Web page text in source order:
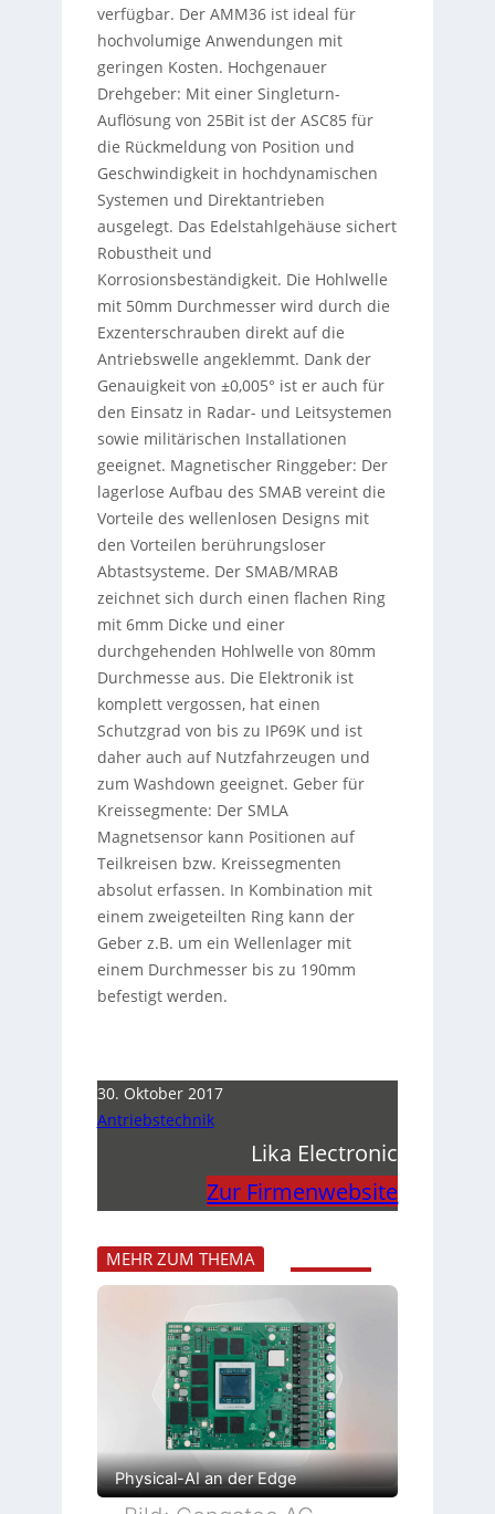
verfügbar. Der AMM36 ist ideal für
hochvolumige Anwendungen mit
geringen Kosten. Hochgenauer
Drehgeber: Mit einer Singleturn-
Auflösung von 25Bit ist der ASC85 für
die Rückmeldung von Position und
Geschwindigkeit in hochdynamischen
Systemen und Direktantrieben
ausgelegt. Das Edelstahlgehäuse sichert
Robustheit und
Korrosionsbeständigkeit. Die Hohlwelle
mit 50mm Durchmesser wird durch die
Exzenterschrauben direkt auf die
Antriebswelle angeklemmt. Dank der
Genauigkeit von ±0,005° ist er auch für
den Einsatz in Radar- und Leitsystemen
sowie militärischen Installationen
geeignet. Magnetischer Ringgeber: Der
lagerlose Aufbau des SMAB vereint die
Vorteile des wellenlosen Designs mit
den Vorteilen berührungsloser
Abtastsysteme. Der SMAB/MRAB
zeichnet sich durch einen flachen Ring
mit 6mm Dicke und einer
durchgehenden Hohlwelle von 80mm
Durchmesse aus. Die Elektronik ist
komplett vergossen, hat einen
Schutzgrad von bis zu IP69K und ist
daher auch auf Nutzfahrzeugen und
zum Washdown geeignet. Geber für
Kreissegmente: Der SMLA
Magnetsensor kann Positionen auf
Teilkreisen bzw. Kreissegmenten
absolut erfassen. In Kombination mit
einem zweigeteilten Ring kann der
Geber z.B. um ein Wellenlager mit
einem Durchmesser bis zu 190mm
befestigt werden.
30. Oktober 2017
Antriebstechnik
Lika Electronic
Zur Firmenwebsite
MEHR ZUM THEMA
Physical-AI an der Edge